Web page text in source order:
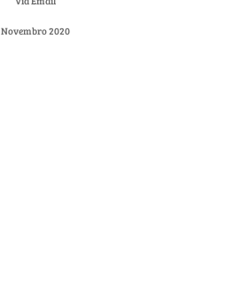
Novembro 2020